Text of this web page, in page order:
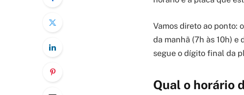
Vamos direto ao ponto:
da manhã (7h às 10h) e
segue o dígito final da
Qual o horário